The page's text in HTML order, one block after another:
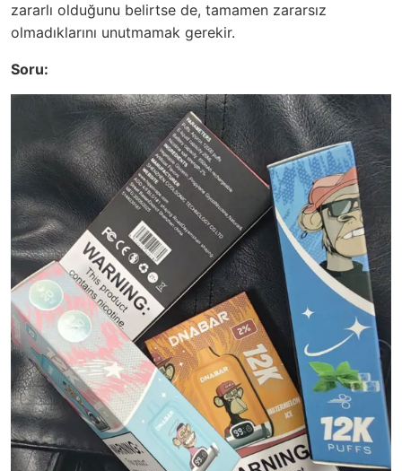
zararlı olduğunu belirtse de, tamamen zararsız
olmadıklarını unutmamak gerekir.
Soru: